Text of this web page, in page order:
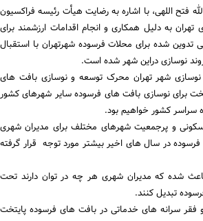
فتح اللهی، با اشاره به رضایت هیأت رئیسه فراکسیون
به دلیل همکاری و انجام اقدامات ارزشمند برای
شده برای محلات فرسوده شهرتهران با استقبال
نوسازی دراین شهر شده است.
نوسازی شهر تهران محرک توسعه و نوسازی بافت های
برای نوسازی بافت های فرسوده سایر شهرهای کشور
سراسر کشور خواهیم بود.
و پرجمعیت شهرهای مختلف برای مدیران شهری
در سال های اخیر بیشتر مورد توجه قرار گرفته
شده که مدیران شهری هر چه در توان دارند تحت
تبدیل کنند.
و فقر سرانه های خدماتی در بافت های فرسوده پایتخت